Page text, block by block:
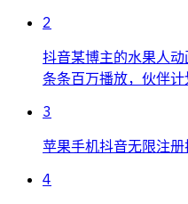
2
抖音某博主的水果人动
条条百万播放，伙伴
3
苹果手机抖音无限注
4